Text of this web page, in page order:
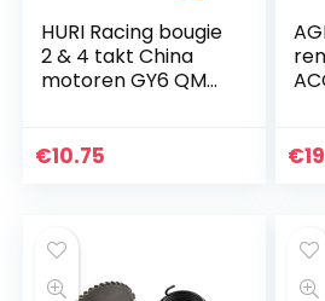
HURI Racing bougie
2 & 4 takt China
motoren GY6 QMA
Kymco Generieke
€10.75 €